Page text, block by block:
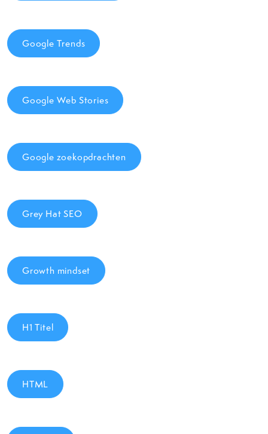
Google Trends
Google Web Stories
Google zoekopdrachten
Grey Hat SEO
Growth mindset
H1 Titel
HTML